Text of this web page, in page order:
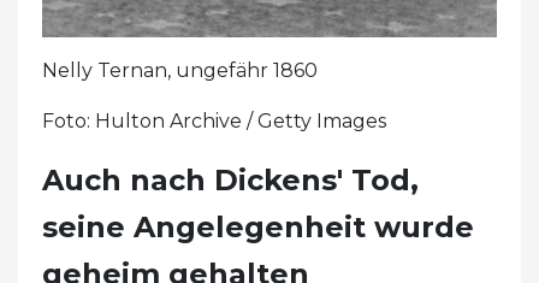
Nelly Ternan, ungefähr 1860
Foto: Hulton Archive / Getty Images
Auch nach Dickens' Tod,
seine Angelegenheit wurde
geheim gehalten